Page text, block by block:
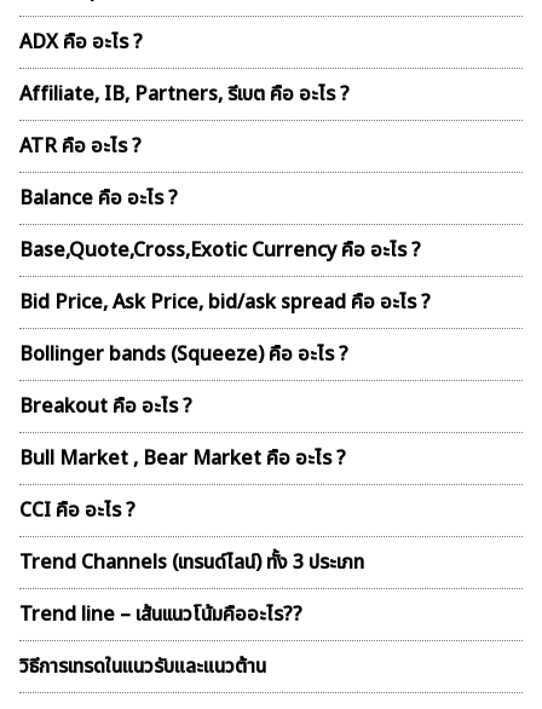
ADX คือ อะไร ?
Affiliate, IB, Partners, รีเบต คือ อะไร ?
ATR คือ อะไร ?
Balance คือ อะไร ?
Base,Quote,Cross,Exotic Currency คือ อะไร ?
Bid Price, Ask Price, bid/ask spread คือ อะไร ?
Bollinger bands (Squeeze) คือ อะไร ?
Breakout คือ อะไร ?
Bull Market , Bear Market คือ อะไร ?
CCI คือ อะไร ?
Trend Channels (เทรนด์ไลน์) ทั้ง 3 ประเภท
Trend line – เส้นเเนวโน้มคืออะไร??
วิธีการเทรดในแนวรับและแนวต้าน